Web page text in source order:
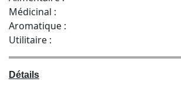
Médicinal :
Aromatique :
Utilitaire :
Détails